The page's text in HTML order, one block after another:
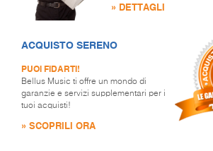
» DETTAGLI
ACQUISTO SERENO
PUOI FIDARTI!
Bellus Music ti offre un mondo di
garanzie e servizi supplementari per i
tuoi acquisti!
» SCOPRILI ORA